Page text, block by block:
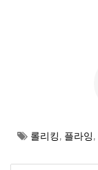
롤리킹, 플라잉,